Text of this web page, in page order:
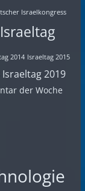
Israelkongress
Israeltag
2014 Israeltag 2015
Israeltag 2019
der Woche